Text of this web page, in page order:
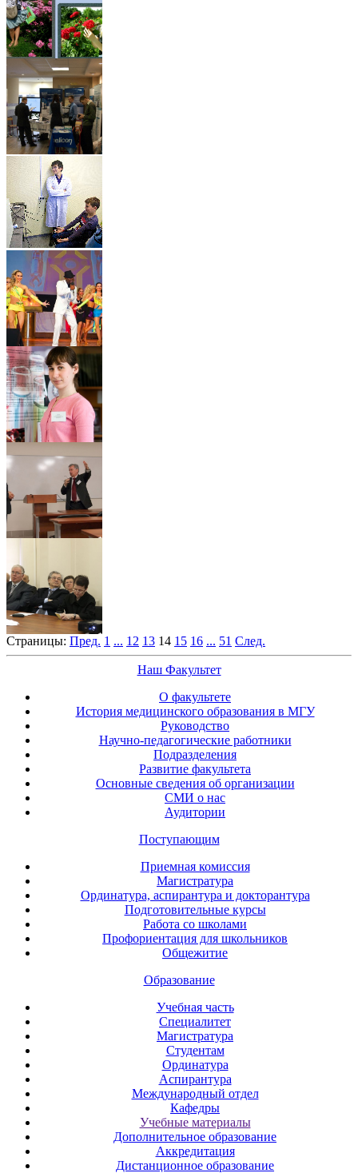
Страницы: Пред. 1 ... 12 13 14 15 16 ... 51 След.
Наш Факультет
О факультете
История медицинского образования в МГУ
Руководство
Научно-педагогические работники
Подразделения
Развитие факультета
Основные сведения об организации
СМИ о нас
Аудитории
Поступающим
Приемная комиссия
Магистратура
Ординатура, аспирантура и докторантура
Подготовительные курсы
Работа со школами
Профориентация для школьников
Общежитие
Образование
Учебная часть
Специалитет
Магистратура
Студентам
Ординатура
Аспирантура
Международный отдел
Кафедры
Учебные материалы
Дополнительное образование
Аккредитация
Дистанционное образование